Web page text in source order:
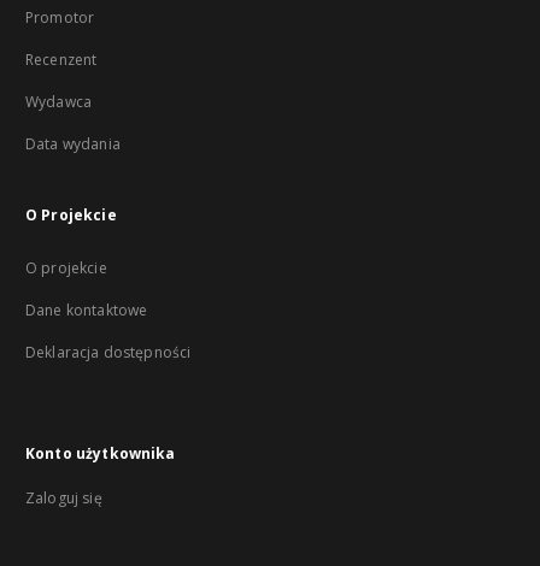
Promotor
Recenzent
Wydawca
Data wydania
O Projekcie
O projekcie
Dane kontaktowe
Deklaracja dostępności
Konto użytkownika
Zaloguj się